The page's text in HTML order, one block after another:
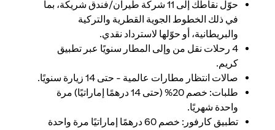
حوّل نقاطك إلى 11 شركة طيران/فندق شريكة، بما
في ذلك الخطوط الجوية القطرية والتركية
والبريطانية، أو حوّلها لاسترداد نقدي.
4 رحلات نقل من وإلى المطار سنويًا عبر تطبيق
كريم.
صالات انتظار مطارات عالمية - حتى 14 زيارة سنويًا.
طلبات: خصم 20% (حتى 14 درهمًا إماراتيًا) مرة
واحدة شهريًا.
تطبيق كارفور: خصم 60 درهمًا إماراتيًا مرة واحدة